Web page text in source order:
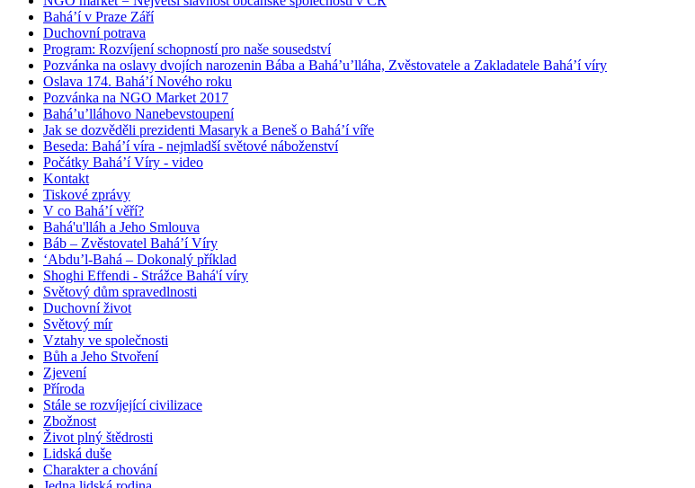
Bahá’í v Praze Září
Duchovní potrava
Program: Rozvíjení schopností pro naše sousedství
Pozvánka na oslavy dvojích narozenin Bába a Bahá’u’lláha, Zvěstovatele a Zakladatele Bahá’í víry
Oslava 174. Bahá’í Nového roku
Pozvánka na NGO Market 2017
Bahá’u’lláhovo Nanebevstoupení
Jak se dozvěděli prezidenti Masaryk a Beneš o Bahá’í víře
Beseda: Bahá’í víra - nejmladší světové náboženství
Počátky Bahá’í Víry - video
Kontakt
Tiskové zprávy
V co Bahá’í věří?
Bahá'u'lláh a Jeho Smlouva
Báb – Zvěstovatel Bahá’í Víry
‘Abdu’l-Bahá – Dokonalý příklad
Shoghi Effendi - Strážce Bahá'í víry
Světový dům spravedlnosti
Duchovní život
Světový mír
Vztahy ve společnosti
Bůh a Jeho Stvoření
Zjevení
Příroda
Stále se rozvíjející civilizace
Zbožnost
Život plný štědrosti
Lidská duše
Charakter a chování